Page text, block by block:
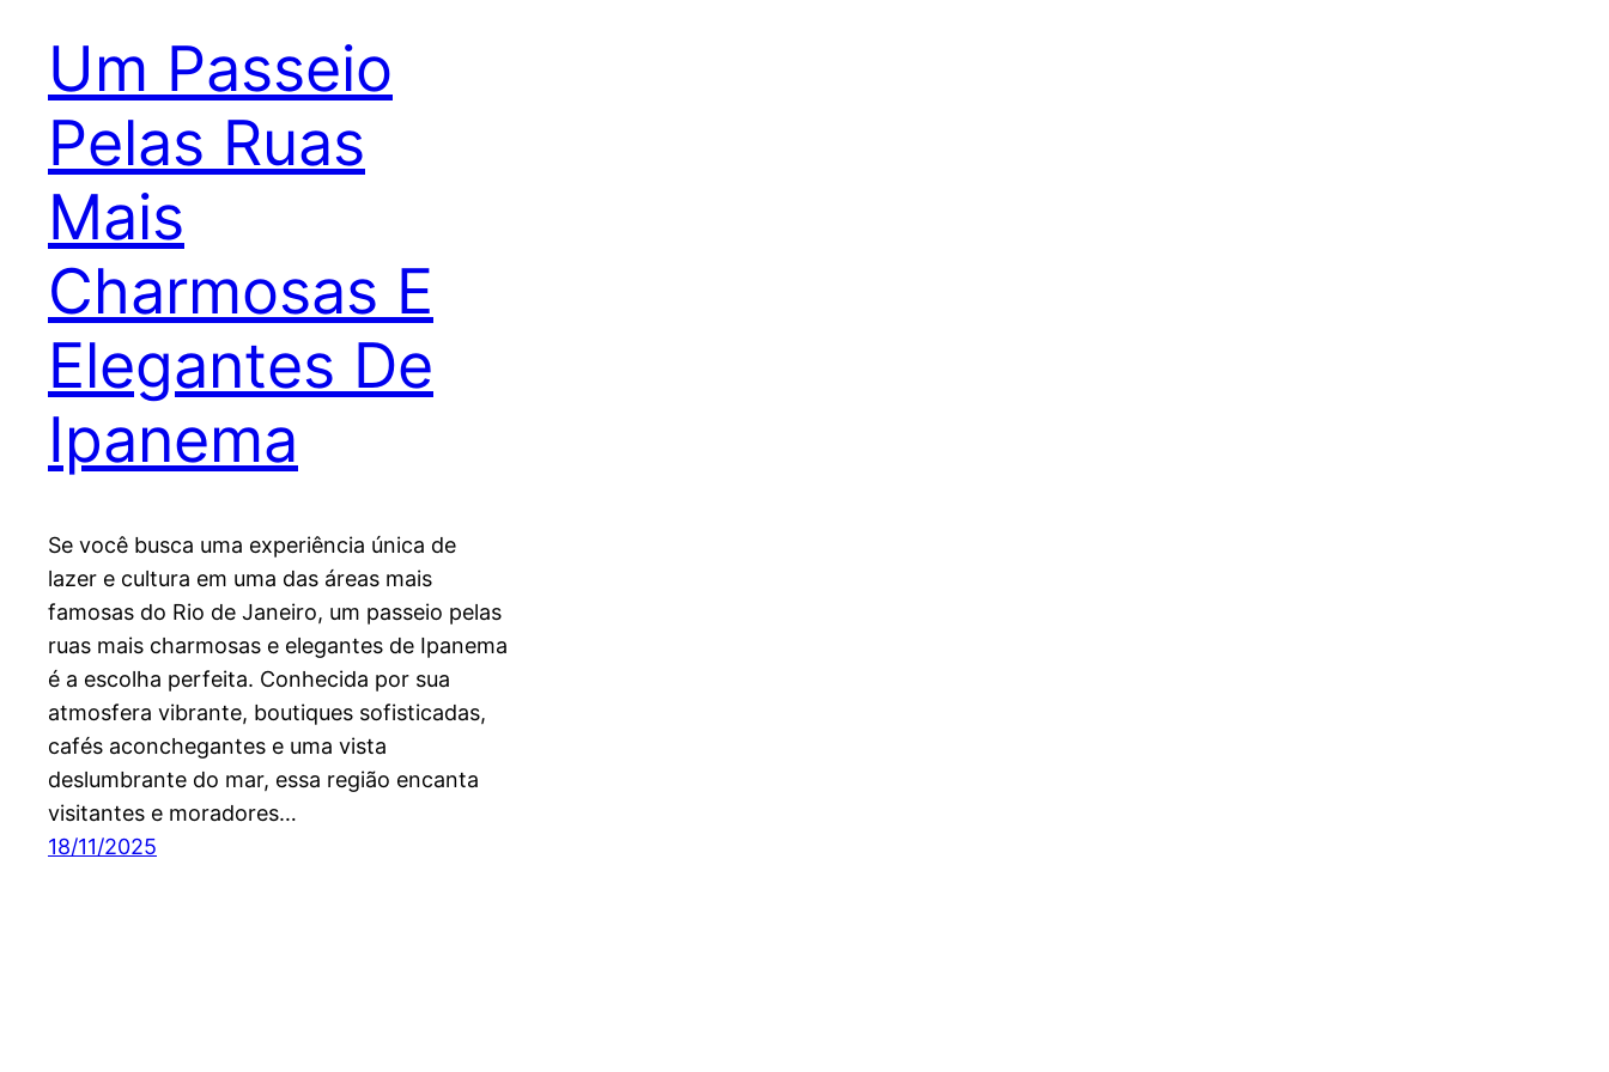
Um Passeio
Pelas Ruas
Mais
Charmosas E
Elegantes De
Ipanema
Se você busca uma experiência única de
lazer e cultura em uma das áreas mais
famosas do Rio de Janeiro, um passeio pelas
ruas mais charmosas e elegantes de Ipanema
é a escolha perfeita. Conhecida por sua
atmosfera vibrante, boutiques sofisticadas,
cafés aconchegantes e uma vista
deslumbrante do mar, essa região encanta
visitantes e moradores…
18/11/2025